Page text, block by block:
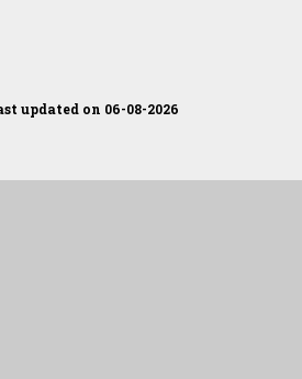
updated on 06-08-2026